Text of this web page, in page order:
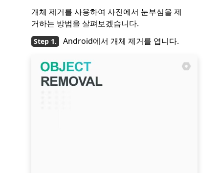
개체 제거를 사용하여 사진에서 눈부심을 제
거하는 방법을 살펴보겠습니다.
Android에서 개체 제거를 엽니다.